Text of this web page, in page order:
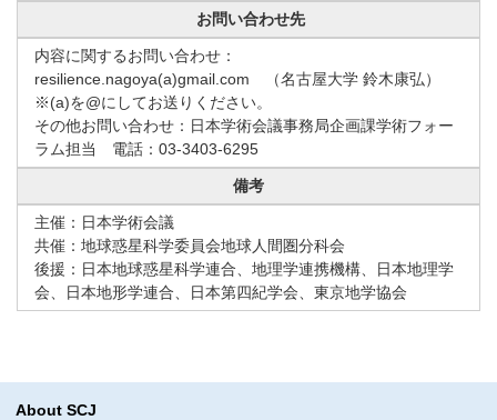
お問い合わせ先
内容に関するお問い合わせ：
resilience.nagoya(a)gmail.com （名古屋大学 鈴木康弘）
※(a)を@にしてお送りください。
その他お問い合わせ：日本学術会議事務局企画課学術フォー
ラム担当 電話：03-3403-6295
備考
主催：日本学術会議
共催：地球惑星科学委員会地球人間圏分科会
後援：日本地球惑星科学連合、地理学連携機構、日本地理学
会、日本地形学連合、日本第四紀学会、東京地学協会
About SCJ